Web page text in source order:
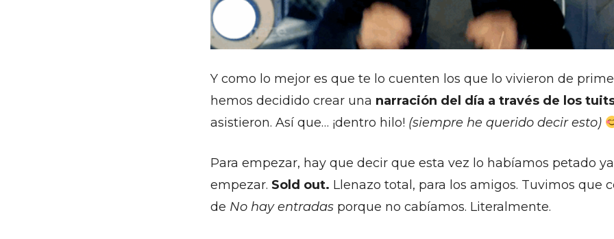
Y como lo mejor es que te lo cuenten los que lo vivieron de
hemos decidido crear una narración del día a través de los
asistieron. Así que… ¡dentro hilo! (siempre he querido decir esto)
Para empezar, hay que decir que esta vez lo habíamos petado
empezar. Sold out. Llenazo total, para los amigos. Tuvimos que
de No hay entradas porque no cabíamos. Literalmente.